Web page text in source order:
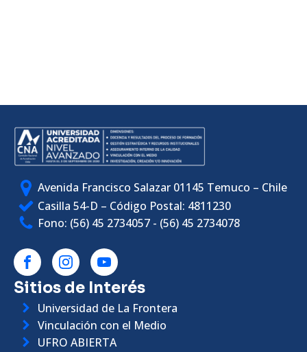
Avenida Francisco Salazar 01145 Temuco – Chile
Casilla 54-D – Código Postal: 4811230
Fono: (56) 45 2734057 - (56) 45 2734078
Sitios de Interés
Universidad de La Frontera
Vinculación con el Medio
UFRO ABIERTA